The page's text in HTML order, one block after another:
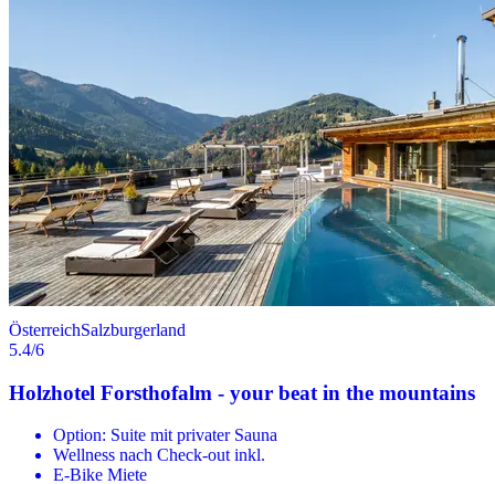
ÖsterreichSalzburgerland
5.4/6
Holzhotel Forsthofalm - your beat in the mountains
Option: Suite mit privater Sauna
Wellness nach Check-out inkl.
E-Bike Miete